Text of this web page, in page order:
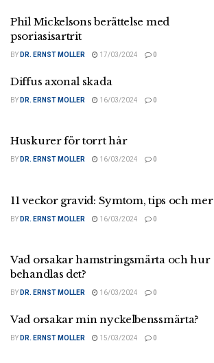
Phil Mickelsons berättelse med
psoriasisartrit
BY DR. ERNST MOLLER 17/03/2024 0
Diffus axonal skada
BY DR. ERNST MOLLER 16/03/2024 0
Huskurer för torrt hår
BY DR. ERNST MOLLER 16/03/2024 0
11 veckor gravid: Symtom, tips och mer
BY DR. ERNST MOLLER 16/03/2024 0
Vad orsakar hamstringsmärta och hur
behandlas det?
BY DR. ERNST MOLLER 16/03/2024 0
Vad orsakar min nyckelbenssmärta?
BY DR. ERNST MOLLER 15/03/2024 0